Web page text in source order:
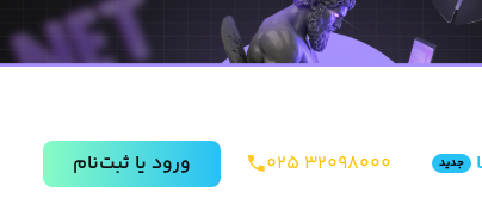
جدید ۰۲۵ ۳۲۰۹۸۰۰۰ ورود يا ثبت‌نام